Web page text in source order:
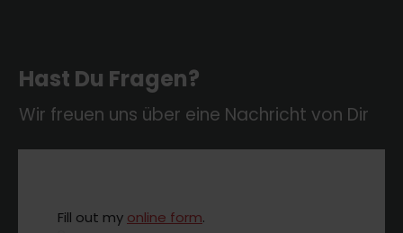
Hast Du Fragen?
Wir freuen uns über eine Nachricht von Dir
Fill out my online form.